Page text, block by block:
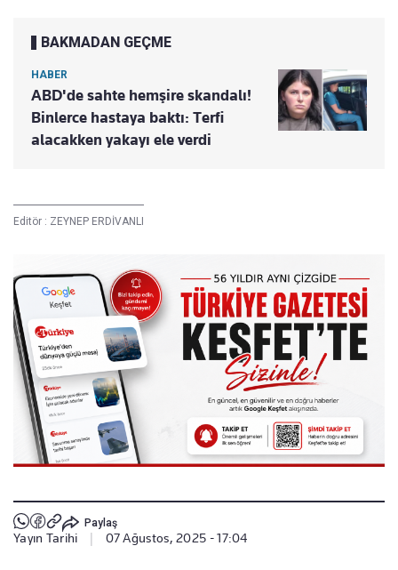
BAKMADAN GEÇME
HABER
ABD'de sahte hemşire skandalı!
Binlerce hastaya baktı: Terfi
alacakken yakayı ele verdi
Editör : ZEYNEP ERDİVANLI
Paylaş
Yayın Tarihi 07 Ağustos, 2025 - 17:04